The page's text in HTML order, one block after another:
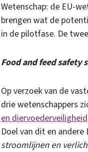
Wetenschap: de EU-
brengen wat de
in de pilotfase. De
Food and feed safety
Op verzoek van de
drie wetenschappers
en diervoederveiligheid
Doel van dit en
stroomlijnen en